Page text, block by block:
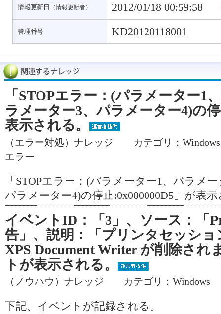
情報更新日 （情報更新者） 2012/01/18 00:59:58
管理番号 KD20120118001
「STOPエラー：(パラメーター1
ラメーター3、パラメーター4)の
表示される。
（エラー対処）ナレッジ カテゴリ：
エラー
「STOPエラー：(パラメーター1、パラメ
パラメーター4)の停止:0x000000D5」が表
イベントID：「3」、ソース：「
告」、説明：「プリンタセッショ
XPS Document Writer が削除され
トが表示される。
（ノウハウ）ナレッジ カテゴリ：Windows
下記、イベントが記録される。